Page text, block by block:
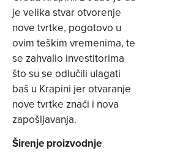
je velika stvar otvorenje
nove tvrtke, pogotovo u
ovim teškim vremenima, te
se zahvalio investitorima
što su se odlučili ulagati
baš u Krapini jer otvaranje
nove tvrtke znači i nova
zapošljavanja.
Širenje proizvodnje